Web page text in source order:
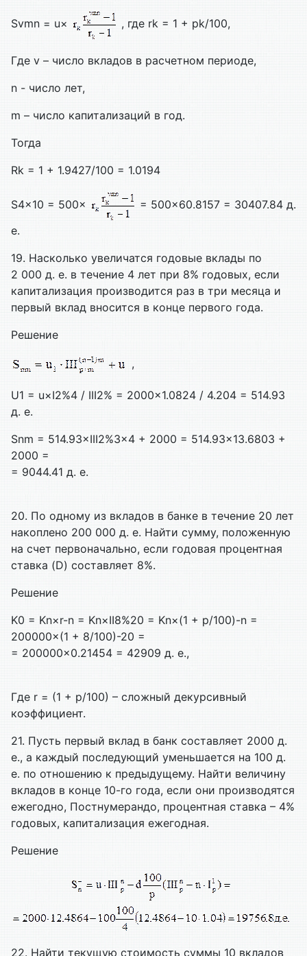
Svmn = u× , где rk = 1 + pk/100,
Где v – число вкладов в расчетном периоде,
n - число лет,
m – число капитализаций в год.
Тогда
Rk = 1 + 1.9427/100 = 1.0194
S4×10 = 500×
= 500×60.8157 = 30407.84 д.
е.
19. Насколько увеличатся годовые вклады по
2 000 д. е. в течение 4 лет при 8% годовых, если
капитализация производится раз в три месяца и
первый вклад вносится в конце первого года.
Решение
,
U1 = u×I2%4 / III2% = 2000×1.0824 / 4.204 = 514.93
д. е.
Snm = 514.93×III2%3×4 + 2000 = 514.93×13.6803 +
2000 =
= 9044.41 д. е.
20. По одному из вкладов в банке в течение 20 лет
накоплено 200 000 д. е. Найти сумму, положенную
на счет первоначально, если годовая процентная
ставка (D) составляет 8%.
Решение
K0 = Kn×r-n = Kn×II8%20 = Kn×(1 + p/100)-n =
200000×(1 + 8/100)-20 =
= 200000×0.21454 = 42909 д. е.,
Где r = (1 + p/100) – сложный декурсивный
коэффициент.
21. Пусть первый вклад в банк составляет 2000 д.
е., а каждый последующий уменьшается на 100 д.
е. по отношению к предыдущему. Найти величину
вкладов в конце 10-го года, если они производятся
ежегодно, Постнумерандо, процентная ставка – 4%
годовых, капитализация ежегодная.
Решение
22. Найти текущую стоимость суммы 10 вкладов